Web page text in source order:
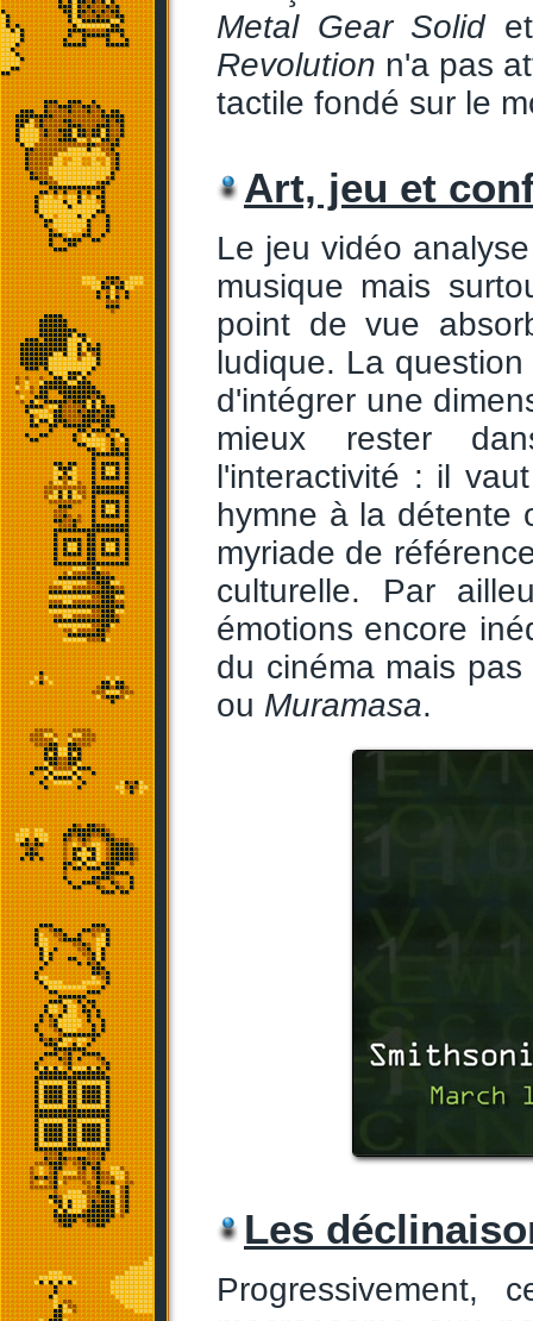
Metal Gear Solidet
Revolution n'a pas
tactile fondé sur le
Art, jeu et
Le jeu vidéo
musique mais
point de vue
ludique. La
d'intégrer une
mieux rester
l'interactivité : il
hymne à la détente
myriade de
culturelle. Par
émotions encore
du cinéma mais
ou Muramasa.
Les
Progressivement,